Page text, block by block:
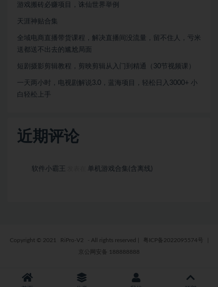
游戏搬砖必赚项目，诛仙世界举例
天涯神贴合集
全域电商直播带货课程，解决直播间没流量，留不住人，亏米
送都送不出去的尴尬局面
短剧摄影剪辑教程，剪映剪辑从入门到精通（30节视频课）
一天两小时，电视剧解说3.0，蓝海项目，轻松日入3000+ 小
白轻松上手
近期评论
软件小霸王 单机游戏合集(含离线)
Copyright © 2021 RiPro-V2 - All rights reserved 粤ICP备2022095574号
京公网安备 188888888